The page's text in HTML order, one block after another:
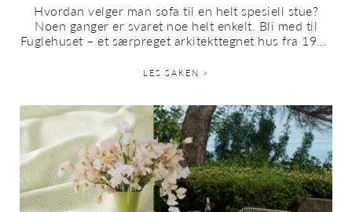
Hvordan velger man sofa til en helt spesiell stue?
Noen ganger er svaret noe helt enkelt. Bli med til
Fuglehuset – et særpreget arkitekttegnet hus fra 1979
LES SAKEN >